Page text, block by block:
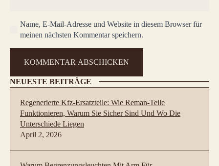
Name, E-Mail-Adresse und Website in diesem Browser für
meinen nächsten Kommentar speichern.
NEUESTE BEITRÄGE
Regenerierte Kfz-Ersatzteile: Wie Reman-Teile
Funktionieren, Warum Sie Sicher Sind Und Wo Die
Unterschiede Liegen
April 2, 2026